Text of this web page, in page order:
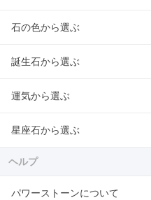
石の色から選ぶ
誕生石から選ぶ
運気から選ぶ
星座石から選ぶ
ヘルプ
パワーストーンについて